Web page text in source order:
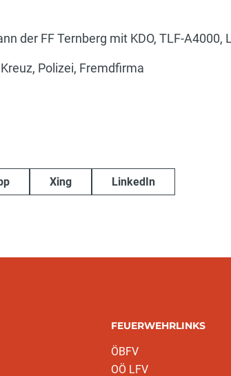
der FF Ternberg mit KDO, TLF-A4000,
Polizei, Fremdfirma
Xing LinkedIn
FEUERWEHRLINKS
ÖBFV
OÖ LFV